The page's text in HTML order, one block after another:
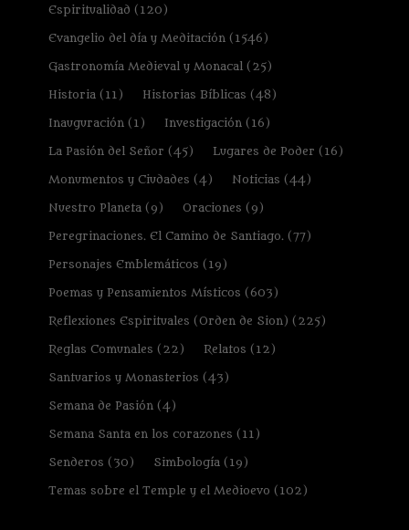
Espiritualidad (120)
Evangelio del día y Meditación (1546)
Gastronomía Medieval y Monacal (25)
Historia (11) Historias Bíblicas (48)
Inauguración (1) Investigación (16)
La Pasión del Señor (45) Lugares de Poder (16)
Monumentos y Ciudades (4) Noticias (44)
Nuestro Planeta (9) Oraciones (9)
Peregrinaciones. El Camino de Santiago. (77)
Personajes Emblemáticos (19)
Poemas y Pensamientos Místicos (603)
Reflexiones Espirituales (Orden de Sion) (225)
Reglas Comunales (22) Relatos (12)
Santuarios y Monasterios (43)
Semana de Pasión (4)
Semana Santa en los corazones (11)
Senderos (30) Simbología (19)
Temas sobre el Temple y el Medioevo (102)